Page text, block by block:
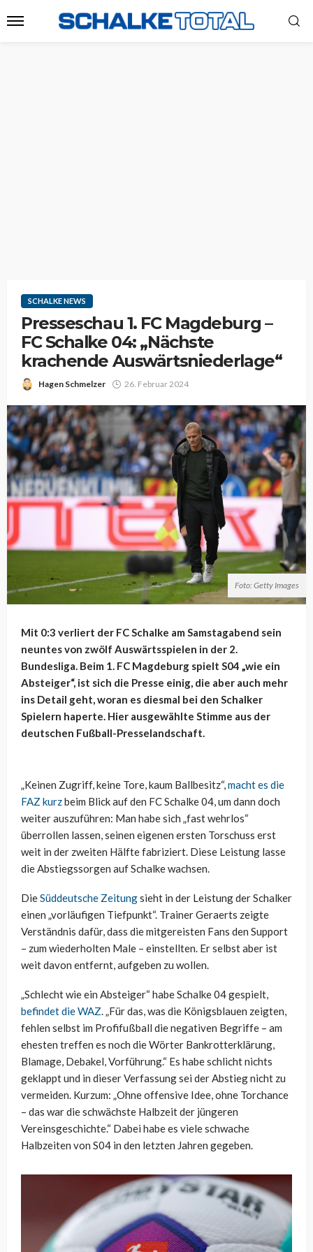
SCHALKE NEWS
Presseschau 1. FC Magdeburg –
FC Schalke 04: „Nächste
krachende Auswärtsniederlage“
Hagen Schmelzer 26. Februar 2024
Foto: Getty Images
Mit 0:3 verliert der FC Schalke am Samstagabend sein
neuntes von zwölf Auswärtsspielen in der 2.
Bundesliga. Beim 1. FC Magdeburg spielt S04 „wie ein
Absteiger“, ist sich die Presse einig, die aber auch mehr
ins Detail geht, woran es diesmal bei den Schalker
Spielern haperte. Hier ausgewählte Stimme aus der
deutschen Fußball-Presselandschaft.
„Keinen Zugriff, keine Tore, kaum Ballbesitz“,macht es die
FAZ kurzbeim Blick auf den FC Schalke 04, um dann doch
weiter auszuführen: Man habe sich „fast wehrlos“
überrollen lassen, seinen eigenen ersten Torschuss erst
weit in der zweiten Hälfte fabriziert. Diese Leistung lasse
die Abstiegssorgen auf Schalke wachsen.
DieSüddeutsche Zeitungsieht in der Leistung der Schalker
einen „vorläufigen Tiefpunkt“. Trainer Geraerts zeigte
Verständnis dafür, dass die mitgereisten Fans den Support
– zum wiederholten Male – einstellten. Er selbst aber ist
weit davon entfernt, aufgeben zu wollen.
„Schlecht wie ein Absteiger“ habe Schalke 04 gespielt,
befindet die WAZ. „Für das, was die Königsblauen zeigten,
fehlen selbst im Profifußball die negativen Begriffe – am
ehesten treffen es noch die Wörter Bankrotterklärung,
Blamage, Debakel, Vorführung.“ Es habe schlicht nichts
geklappt und in dieser Verfassung sei der Abstieg nicht zu
vermeiden. Kurzum: „Ohne offensive Idee, ohne Torchance
– das war die schwächste Halbzeit der jüngeren
Vereinsgeschichte.“ Dabei habe es viele schwache
Halbzeiten von S04 in den letzten Jahren gegeben.